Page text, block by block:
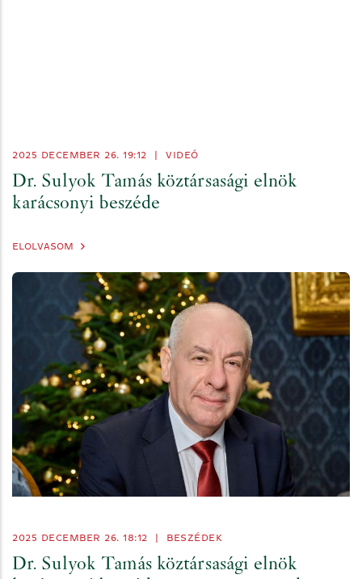
2025 DECEMBER 26. 19:12 VIDEÓ
Dr. Sulyok Tamás köztársasági elnök
karácsonyi beszéde
ELOLVASOM
2025 DECEMBER 26. 18:12 BESZÉDEK
Dr. Sulyok Tamás köztársasági elnök